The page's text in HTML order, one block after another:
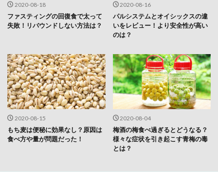
2020-08-18
ファスティングの回復食で太って
失敗！リバウンドしない方法は？
2020-08-16
パルシステムとオイシックスの違
いをレビュー！より安全性が高い
のは？
2020-08-15
もち麦は便秘に効果なし？原因は
食べ方や量が問題だった！
2020-08-04
梅酒の梅食べ過ぎるとどうなる？
様々な症状を引き起こす青梅の毒
とは？